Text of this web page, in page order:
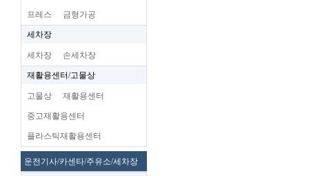
프레스 금형가공
세차장
세차장 손세차장
재활용센터/고물상
고물상 재활용센터
중고재활용센터
플라스틱재활용센터
운전기사/카센타/주유소/세차장